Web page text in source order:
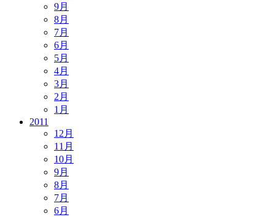
9月
8月
7月
6月
5月
4月
3月
2月
1月
2011
12月
11月
10月
9月
8月
7月
6月